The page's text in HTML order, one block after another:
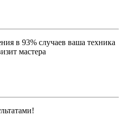
в 93% случаев ваша техника
мастера